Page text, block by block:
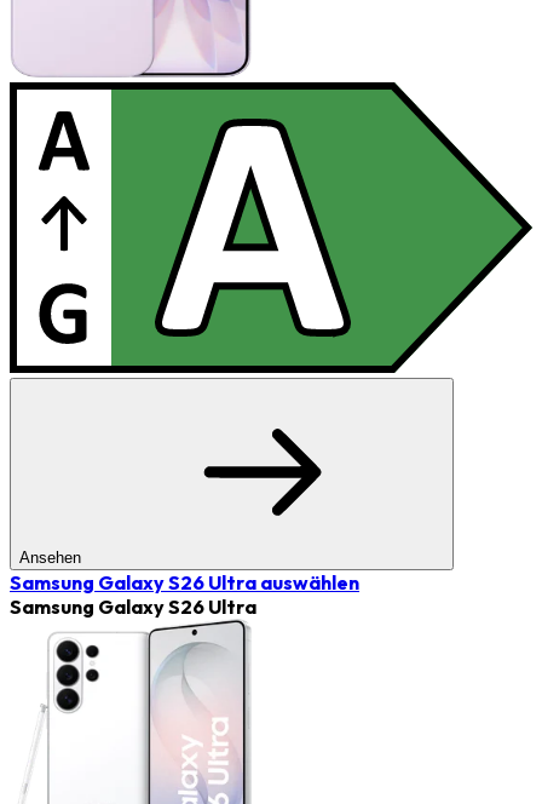
Ansehen
Samsung Galaxy S26 Ultra auswählen
Samsung Galaxy S26 Ultra